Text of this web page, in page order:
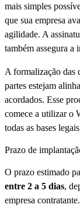
mais simples
que sua empresa
agilidade. A
também assegura a
A formalização das
partes estejam
acordados. Esse
comece a utilizar o
todas as bases
Prazo de
O prazo estimado
entre 2 a 5 dias,
empresa